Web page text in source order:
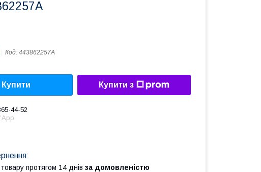
Код: 443862257A
Купити Купити з
44-52
протягом 14 днів за домовленістю